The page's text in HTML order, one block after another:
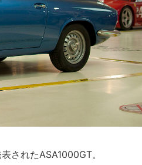
されたASA1000GT。